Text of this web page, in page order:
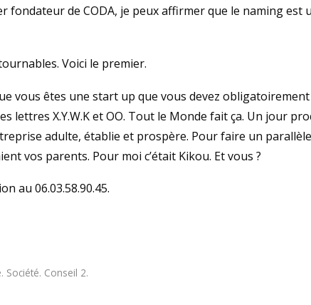
fondateur de CODA, je peux affirmer que le naming est
Voici le premier.
vous êtes une start up que vous devez
lettres X.Y.W.K et OO. Tout le Monde fait ça. Un jour
adulte, établie et prospère. Pour faire un
vos parents. Pour moi c’était Kikou. Et vous ?
au 06.03.58.90.45.
Société. Conseil 2.